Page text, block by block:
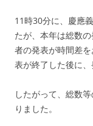
11時30分に、慶應
たが、本年は総数
者の発表が時間差
表が終了した後に、
したがって、総数
りました。